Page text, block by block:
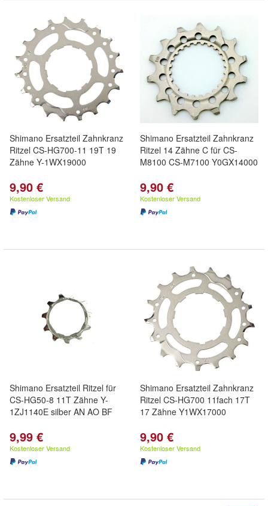
Shimano Ersatzteil Zahnkranz
Ritzel CS-HG700-11 19T 19
Zähne Y-1WX19000
9,90 €
Kostenloser Versand
Shimano Ersatzteil Zahnkranz
Ritzel 14 Zähne C für CS-
M8100 CS-M7100 Y0GX14000
9,90 €
Kostenloser Versand
Shimano Ersatzteil Ritzel für
CS-HG50-8 11T Zähne Y-
1ZJ1140E silber AN AO BF
9,99 €
Kostenloser Versand
Shimano Ersatzteil Zahnkranz
Ritzel CS-HG700 11fach 17T
17 Zähne Y1WX17000
9,90 €
Kostenloser Versand